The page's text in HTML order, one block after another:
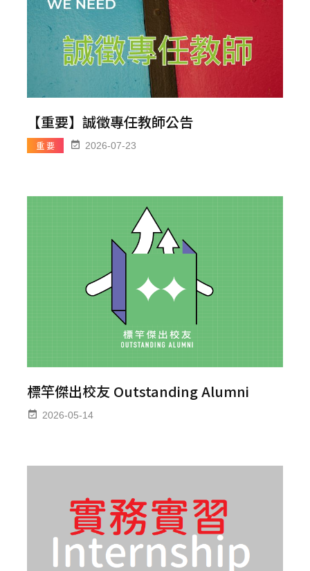
【重要】誠徵專任教師公告
重 要 2026-07-23
標竿傑出校友 Outstanding Alumni
2026-05-14